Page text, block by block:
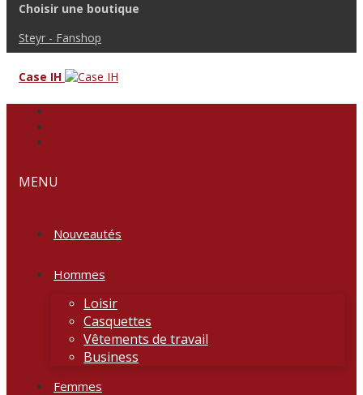
Choisir une boutique
Steyr - Fanshop
Case IH
MENU
Nouveautés
Hommes
Loisir
Casquettes
Vêtements de travail
Business
Femmes